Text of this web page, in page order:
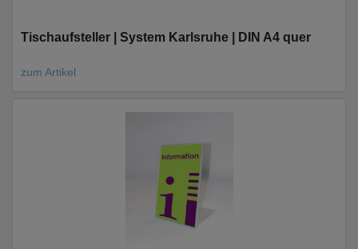
Tischaufsteller | System Karlsruhe | DIN A4 quer
zum Artikel